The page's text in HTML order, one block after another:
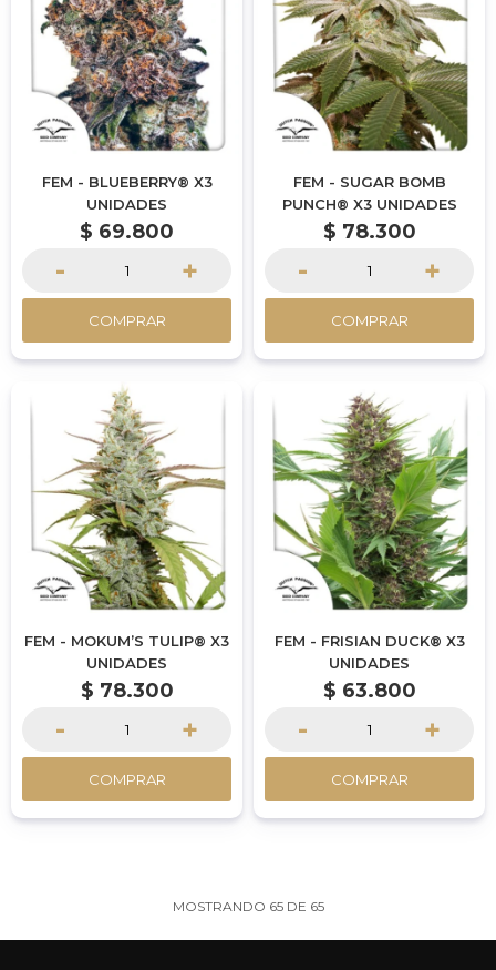
FEM - BLUEBERRY® X3
UNIDADES
$ 69.800
- +
COMPRAR
FEM - SUGAR BOMB
PUNCH® X3 UNIDADES
$ 78.300
- +
COMPRAR
FEM - MOKUM’S TULIP® X3
UNIDADES
$ 78.300
- +
COMPRAR
FEM - FRISIAN DUCK® X3
UNIDADES
$ 63.800
- +
COMPRAR
MOSTRANDO 65DE 65